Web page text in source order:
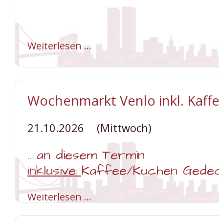
Weiterlesen … Wochenmarkt
Venlo
Wochenmarkt Venlo inkl.
21.10.2026 (Mittwoch)
.. an diesem Termin
inklusiveKaffee/Kuchen
Weiterlesen … Wochenmarkt
Venlo